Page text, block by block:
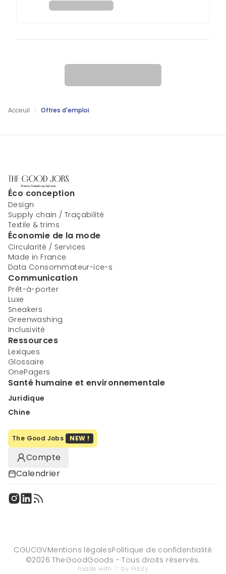
Acceuil Offres d'emploi
Éco conception
Design
Supply chain / Traçabilité
Textile & trims
Économie de la mode
Circularité / Services
Made in France
Data Consommateur-ice-s
Communication
Prêt-à-porter
Luxe
Sneakers
Greenwashing
Inclusivité
Ressources
Lexiques
Glossaire
OnePagers
Santé humaine et environnementale
Juridique
Chine
The Good Jobs NEW !
Compte
Calendrier
CGUCGVMentions légalesPolitique de confidentialité
©2026 TheGoodGoods - Tous droits réservés.
made with ♡ by Piloty